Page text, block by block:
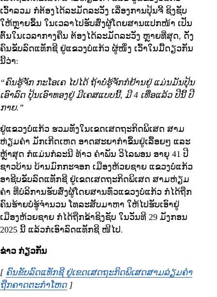
ເວົ້າລວມ ກໍຕ້ອງໄດ້ລະມັດລະວັງ ເລື່ອງການປຸ້ນຈີ້ ຊິງຊັບ
ໃຫ້ຫຼາຍຂຶ້ນ ໃນເວລາໄປຮັບສົ່ງຜູ້ໂດຍສານແປກໜ້າ ເປັນ
ຕົ້ນໃນເວລາກາງຄືນ ຕ້ອງໄດ້ລະມັດລະວັງ ຫຼາຍທີ່ສຸດ, ດັ່ງ
ຄົນຂັບລົດແທັກຊີ ຢູ່ແຂວງບໍ່ແກ້ວ ຜູ້ໜຶ່ງ ເວົ້າໃນມື້ດຽວກັນ
ນີ້ວ່າ:
“ຄົນຮູ້ຈັກ ກະໂອເຄ ໄປໄດ້ ຖ້າບໍ່ຮູ້ຈັກກໍຢ້ານຢູ່ ແມ່ນມັນປຸ້ນ
ເອົາລົດ ປຸ້ນເອົາທອງຢູ່ ມີເຄສແບບນີ້, ມີ 4 ເທື່ອແລ້ວ ປີນີ້ ປີ
ກາຍ.”
ຢູ່ແຂວງບໍ່ແກ້ວ ຮວມທັງໃນເຂດເສດຖະກິດພິເສດ ສາມ
ຫ່ຽມຄໍາ ມັກເກີດເຫດ ອາດສະຍາກໍາຂຶ້ນຢູ່ເລື້ອຍໆ ແລະ
ຫຼ້າສຸດ ກໍແມ່ນກໍລະນີ ທ້າວ ຄໍາພັນ ວິໄລພອນ ອາຍຸ 41 ປີ
ຊາວບ້ານ ບ້ານມົກກະຈອກ ເມືອງຫ້ວຍຊາຍ ແຂວງບໍ່ແກ້ວ
ອາຊີບຂັບລົດແທັກຊີ ຢູ່ເຂດເສດຖະກິດພິເສດ ສາມຫ່ຽມ
ຄໍາ ທີ່ບໍລິການຮັບສົ່ງຜູ້ໂດຍສານທົ່ວແຂວງບໍ່ແກ້ວ ກໍໄດ້ຖືກ
ຄົນຮ້າຍບໍ່ຮູ້ຈໍານວນ ໂທລະສັບມາຫາ ໃຫ້ໄປຮັບເອົາຢູ່
ເມືອງຫ້ວຍຊາຍ ກໍໄດ້ຖືກຂ້າຊິງຊັບ ໃນວັນທີ 29 ມັງກອນ
2025 ນີ້ ແລ້ວກໍເອົາລົດແທັກຊີ ໜີໄປ.
ຂ່າວ ກ່ຽວກັນ
[ ຄົນຂັບລົດແທັກຊີ ຢູ່ເຂດເສດຖະກິດພິເສດສາມລ່ຽມຄໍາ
ຖືກຄາດຕະກໍາໂຫດOpens in new window
]